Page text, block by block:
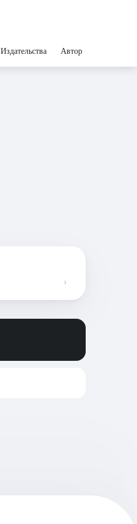
Издательства Авторы